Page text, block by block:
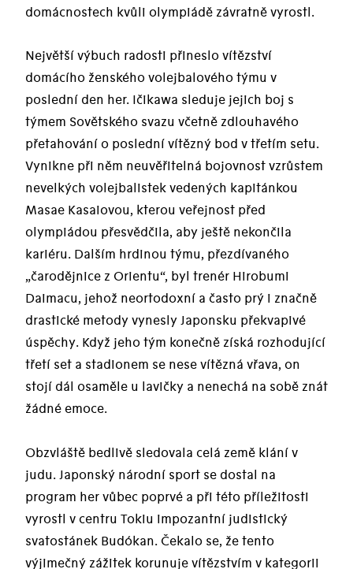
domácnostech kvůli olympiádě závratně vyrostl.
Největší výbuch radosti přineslo vítězství
domácího ženského volejbalového týmu v
poslední den her. Ičikawa sleduje jejich boj s
týmem Sovětského svazu včetně zdlouhavého
přetahování o poslední vítězný bod v třetím setu.
Vynikne při něm neuvěřitelná bojovnost vzrůstem
nevelkých volejbalistek vedených kapitánkou
Masae Kasaiovou, kterou veřejnost před
olympiádou přesvědčila, aby ještě nekončila
kariéru. Dalším hrdinou týmu, přezdívaného
„čarodějnice z Orientu“, byl trenér Hirobumi
Daimacu, jehož neortodoxní a často prý i značně
drastické metody vynesly Japonsku překvapivé
úspěchy. Když jeho tým konečně získá rozhodující
třetí set a stadionem se nese vítězná vřava, on
stojí dál osaměle u lavičky a nenechá na sobě znát
žádné emoce.
Obzvláště bedlivě sledovala celá země klání v
judu. Japonský národní sport se dostal na
program her vůbec poprvé a při této příležitosti
vyrostl v centru Tokiu impozantní judistický
svatostánek Budókan. Čekalo se, že tento
výjimečný zážitek korunuje vítězstvím v kategorii